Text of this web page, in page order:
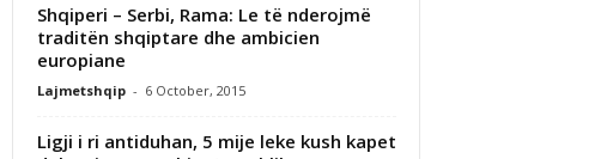
Shqiperi – Serbi, Rama: Le të nderojmë
traditën shqiptare dhe ambicien
europiane
Lajmetshqip - 6 October, 2015
Ligji i ri antiduhan, 5 mije leke kush kapet